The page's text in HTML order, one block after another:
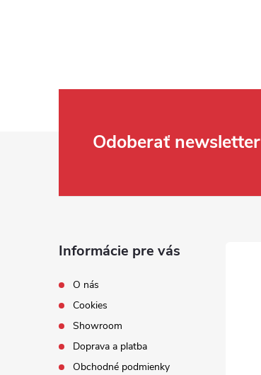
Odoberať newsletter
Informácie pre vás
O nás
Cookies
Showroom
Doprava a platba
Obchodné podmienky